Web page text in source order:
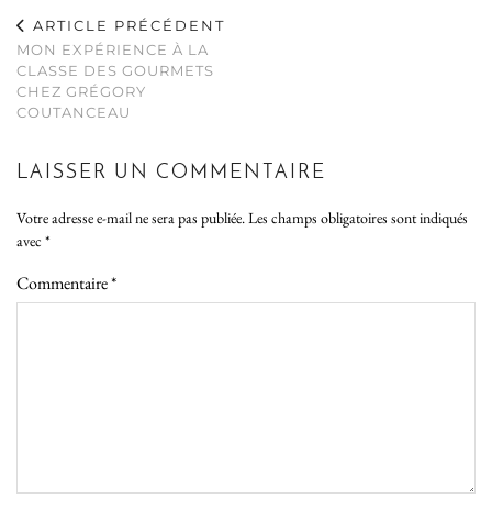
ARTICLE PRÉCÉDENT
MON EXPÉRIENCE À LA
CLASSE DES GOURMETS
CHEZ GRÉGORY
COUTANCEAU
LAISSER UN COMMENTAIRE
Votre adresse e-mail ne sera pas publiée. Les champs obligatoires sont indiqués
avec *
Commentaire*